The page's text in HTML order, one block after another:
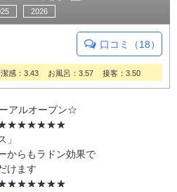
2026
口コミ（18）
感：3.43 お風呂：3.57 接客：3.50
アルオープン☆
」
からもラドン効果で
けます